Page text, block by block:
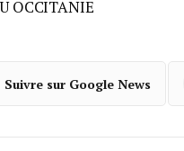
OCCITANIE
Suivre sur Google News